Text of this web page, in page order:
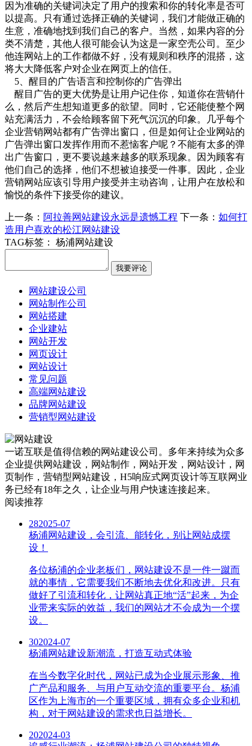
因为准确的关键词决定了用户的搜索和你的转化率是否可
以提高。只有通过选择正确的关键词，我们才能做正确的
生意，准确地找到我们自己的客户。当然，如果内容的分
类不清楚，其他人很可能会认为这是一家空壳公司。至少
他连网站上的工作都做不好，没有规则和秩序的混搭，这
将大大降低客户对企业在网页上的信任。
5、醒目的广告语言和控制你的广告弹出
醒目广告的更大优势是让用户记住你，知道你在营销什
么，然后产生想知道更多的欲望。同时，它还能使整个网
站充满活力，不会给顾客留下死气沉沉的印象。几乎每个
企业营销网站都有广告弹出窗口，但是如何让企业网站的
广告弹出窗口发挥作用而不惹恼客户呢？不能有太多的弹
出广告窗口，更不要说越来越多的联系现象。因为顾客有
他们自己的选择，他们不想被迫接受一件事。因此，企业
营销网站应该引导用户接受并主动咨询，让用户在放松和
愉悦的条件下接受你的建议。
上一条： 阿拉善网站建设永远是遗憾工程 下一条： 如何打
造用户喜欢的松江网站建设
TAG标签：
杨浦网站建设
网站建设公司
网站制作公司
网站搭建
企业建站
网站开发
网页设计
网站设计
常见问题
高端网站建设
品牌网站建设
营销型网站建设
一诺互联是值得信赖的网站建设公司。多年来持续为众多
企业提供网站建设，网站制作，网站开发，网站设计，网
页制作，营销型网站建设，H5响应式网页设计等互联网业
务已经有18年之久，让企业与用户快速连接起来。
阅读推荐
282025-07
杨浦网站建设，会引流、能转化，别让网站成摆
设！
各位杨浦的企业老板们，网站建设不是一件一蹴而
就的事情，它需要我们不断地去优化和改进。只有
做好了引流和转化，让网站真正地“活”起来，为企
业带来实际的效益，我们的网站才不会成为一个摆
设。
302024-07
杨浦网站建设新潮流，打造互动式体验
在当今数字化时代，网站已成为企业展示形象、推
广产品和服务、与用户互动交流的重要平台。杨浦
区作为上海市的一个重要区域，拥有众多企业和机
构，对于网站建设的需求也日益增长。
202024-03